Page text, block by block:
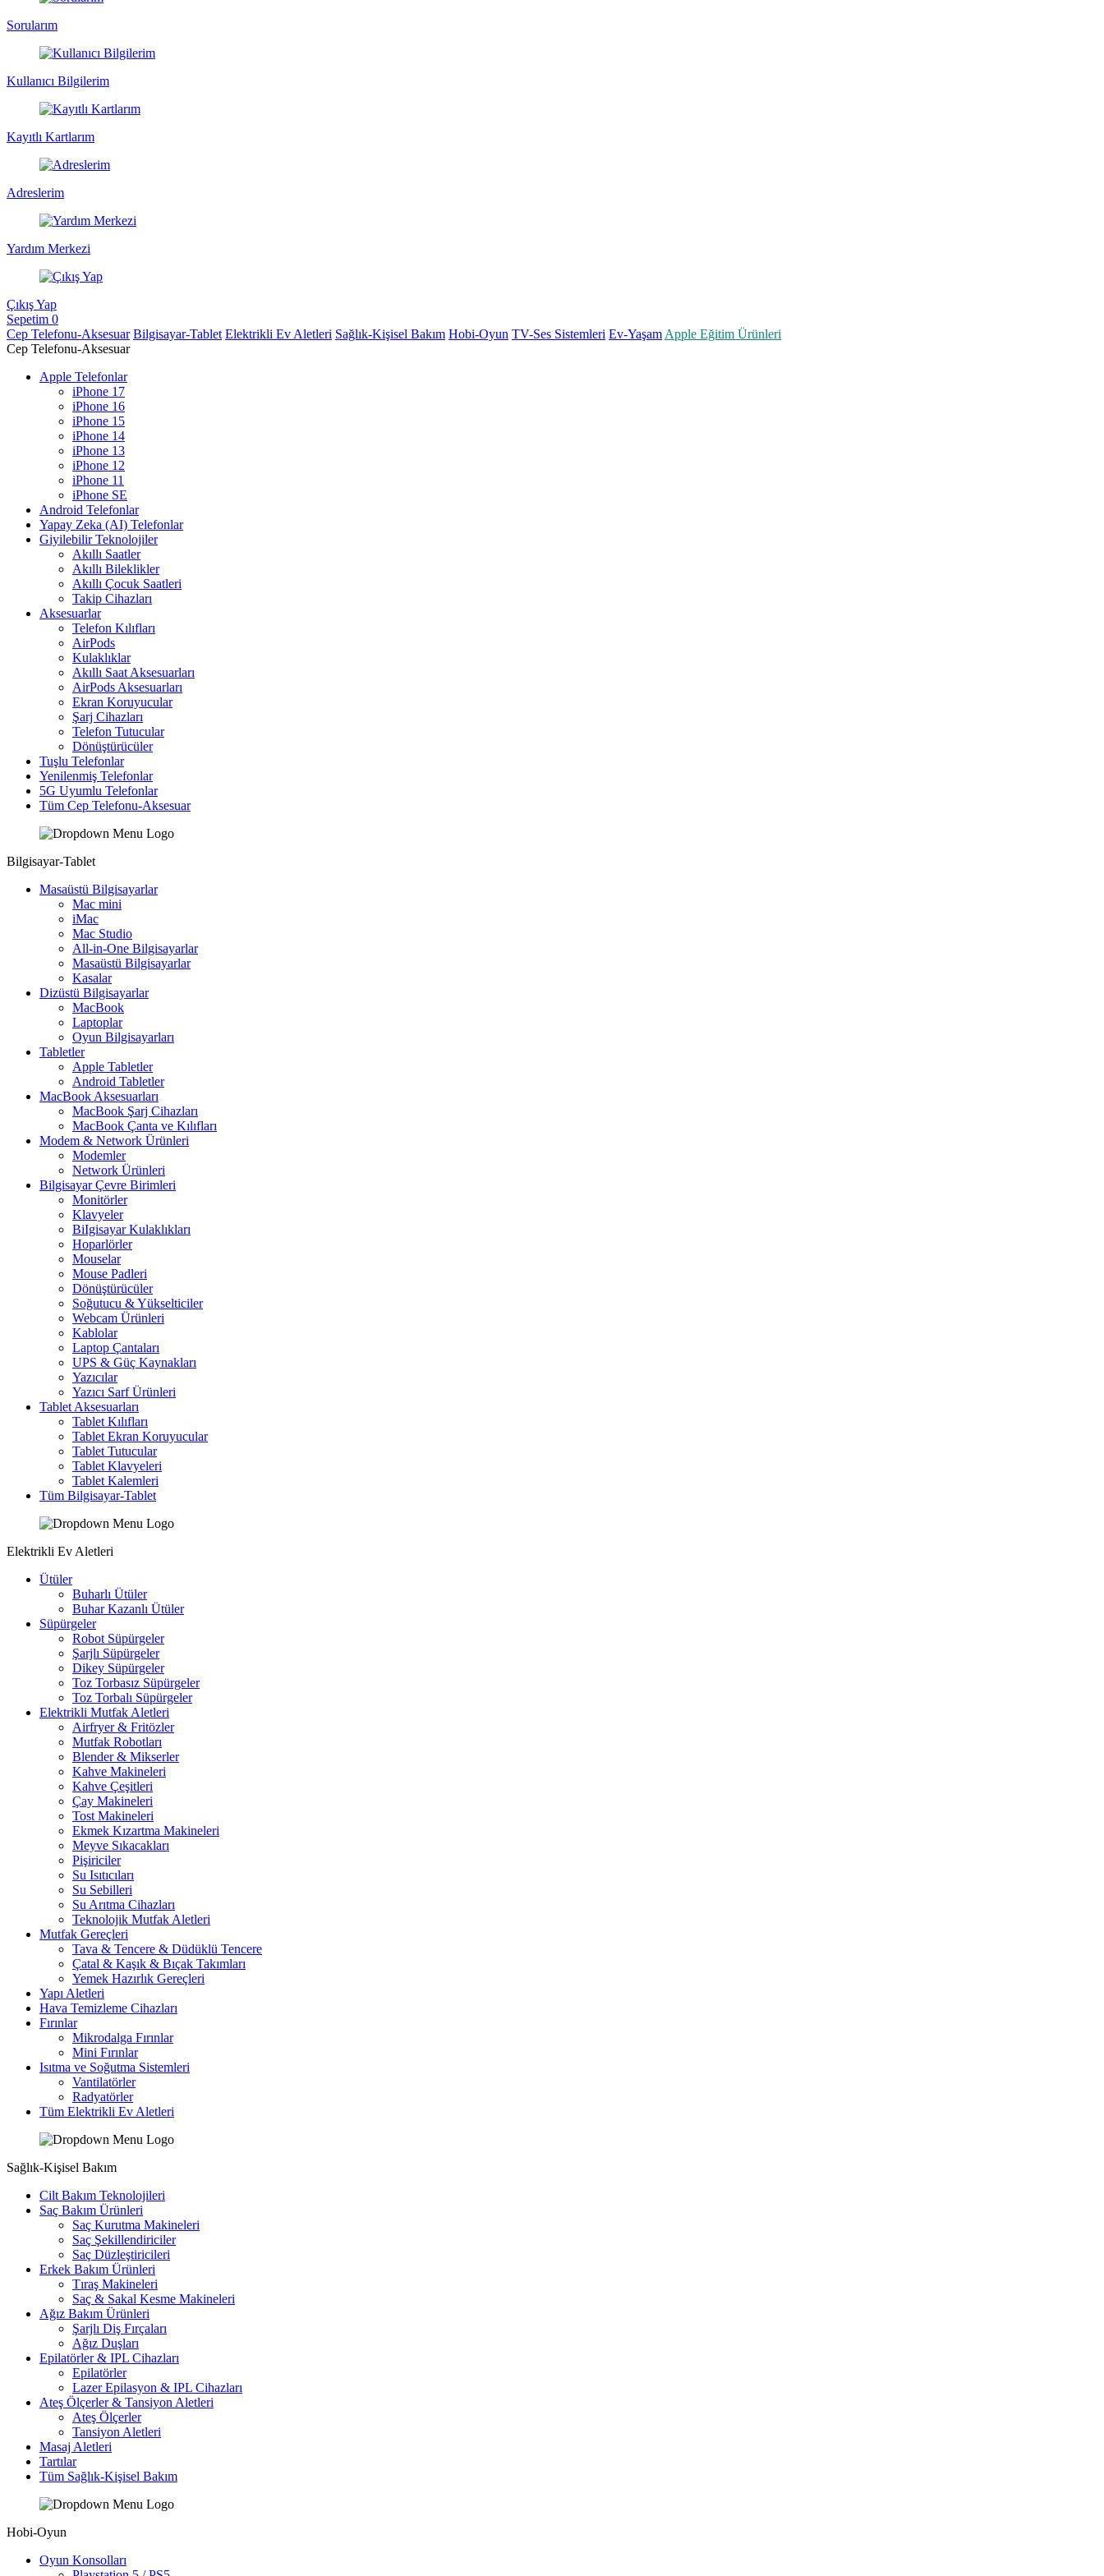
Sorularım
Kullanıcı Bilgilerim
Kayıtlı Kartlarım
Adreslerim
Yardım Merkezi
Çıkış Yap
Sepetim 0
Cep Telefonu-Aksesuar Bilgisayar-Tablet Elektrikli Ev Aletleri Sağlık-Kişisel Bakım Hobi-Oyun TV-Ses Sistemleri Ev-Yaşam Apple Eğitim Ürünleri
Cep Telefonu-Aksesuar
Apple Telefonlar
iPhone 17
iPhone 16
iPhone 15
iPhone 14
iPhone 13
iPhone 12
iPhone 11
iPhone SE
Android Telefonlar
Yapay Zeka (AI) Telefonlar
Giyilebilir Teknolojiler
Akıllı Saatler
Akıllı Bileklikler
Akıllı Çocuk Saatleri
Takip Cihazları
Aksesuarlar
Telefon Kılıfları
AirPods
Kulaklıklar
Akıllı Saat Aksesuarları
AirPods Aksesuarları
Ekran Koruyucular
Şarj Cihazları
Telefon Tutucular
Dönüştürücüler
Tuşlu Telefonlar
Yenilenmiş Telefonlar
5G Uyumlu Telefonlar
Tüm Cep Telefonu-Aksesuar
Bilgisayar-Tablet
Masaüstü Bilgisayarlar
Mac mini
iMac
Mac Studio
All-in-One Bilgisayarlar
Masaüstü Bilgisayarlar
Kasalar
Dizüstü Bilgisayarlar
MacBook
Laptoplar
Oyun Bilgisayarları
Tabletler
Apple Tabletler
Android Tabletler
MacBook Aksesuarları
MacBook Şarj Cihazları
MacBook Çanta ve Kılıfları
Modem & Network Ürünleri
Modemler
Network Ürünleri
Bilgisayar Çevre Birimleri
Monitörler
Klavyeler
BiIgisayar Kulaklıkları
Hoparlörler
Mouselar
Mouse Padleri
Dönüştürücüler
Soğutucu & Yükselticiler
Webcam Ürünleri
Kablolar
Laptop Çantaları
UPS & Güç Kaynakları
Yazıcılar
Yazıcı Sarf Ürünleri
Tablet Aksesuarları
Tablet Kılıfları
Tablet Ekran Koruyucular
Tablet Tutucular
Tablet Klavyeleri
Tablet Kalemleri
Tüm Bilgisayar-Tablet
Elektrikli Ev Aletleri
Ütüler
Buharlı Ütüler
Buhar Kazanlı Ütüler
Süpürgeler
Robot Süpürgeler
Şarjlı Süpürgeler
Dikey Süpürgeler
Toz Torbasız Süpürgeler
Toz Torbalı Süpürgeler
Elektrikli Mutfak Aletleri
Airfryer & Fritözler
Mutfak Robotları
Blender & Mikserler
Kahve Makineleri
Kahve Çeşitleri
Çay Makineleri
Tost Makineleri
Ekmek Kızartma Makineleri
Meyve Sıkacakları
Pişiriciler
Su Isıtıcıları
Su Sebilleri
Su Arıtma Cihazları
Teknolojik Mutfak Aletleri
Mutfak Gereçleri
Tava & Tencere & Düdüklü Tencere
Çatal & Kaşık & Bıçak Takımları
Yemek Hazırlık Gereçleri
Yapı Aletleri
Hava Temizleme Cihazları
Fırınlar
Mikrodalga Fırınlar
Mini Fırınlar
Isıtma ve Soğutma Sistemleri
Vantilatörler
Radyatörler
Tüm Elektrikli Ev Aletleri
Sağlık-Kişisel Bakım
Cilt Bakım Teknolojileri
Saç Bakım Ürünleri
Saç Kurutma Makineleri
Saç Şekillendiriciler
Saç Düzleştiricileri
Erkek Bakım Ürünleri
Tıraş Makineleri
Saç & Sakal Kesme Makineleri
Ağız Bakım Ürünleri
Şarjlı Diş Fırçaları
Ağız Duşları
Epilatörler & IPL Cihazları
Epilatörler
Lazer Epilasyon & IPL Cihazları
Ateş Ölçerler & Tansiyon Aletleri
Ateş Ölçerler
Tansiyon Aletleri
Masaj Aletleri
Tartılar
Tüm Sağlık-Kişisel Bakım
Hobi-Oyun
Oyun Konsolları